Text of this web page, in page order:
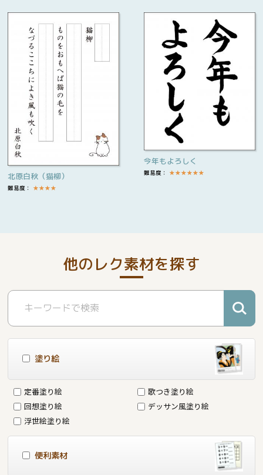
北原白秋（猫柳）
難易度： ★★★★
今年もよろしく
難易度： ★★★★★★
他のレク素材を探す
塗り絵
定番塗り絵
歌つき塗り絵
回想塗り絵
デッサン風塗り絵
浮世絵塗り絵
便利素材